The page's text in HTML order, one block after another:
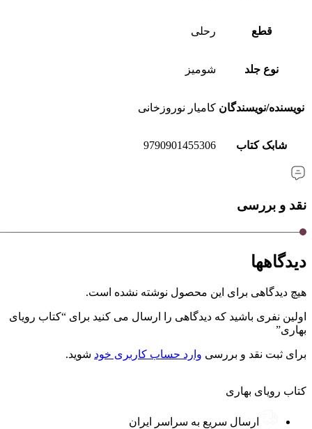
قطع رحلی
نوع جلد شومیز
نویسنده/نویسندگان کامیار نوروزخانی
شابک کتاب 9790901455306
نقد و بررسی
دیدگاهها
هیچ دیدگاهی برای این محصول نوشته نشده است.
اولین نفری باشید که دیدگاهی را ارسال می کنید برای “کتاب رویای
بهاری”
برای ثبت نقد و بررسی وارد حساب کاربری خود شوید.
کتاب رویای بهاری
ارسال سریع به سراسر ایران